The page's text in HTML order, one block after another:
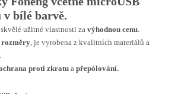
v bílé barvě.
užitné vlastnosti za výhodnou cenu.
, je vyrobena z kvalitních materiálů a
proti zkratu apřepólování.